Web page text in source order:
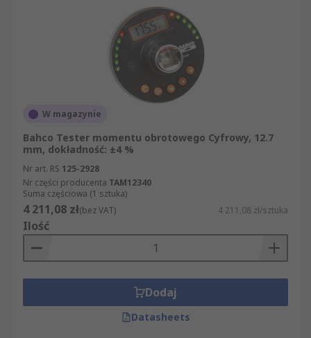
W magazynie
Bahco Tester momentu obrotowego Cyfrowy, 12.7
mm, dokładność: ±4 %
Nr art. RS 125-2928
Nr części producenta TAM12340
Suma częściowa (1 sztuka)
4 211,08 zł(bez VAT) 4 211,08 zł/sztuka
Ilość
Dodaj
Datasheets